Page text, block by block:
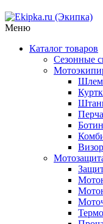
Меню
Каталог товаров
Сезонные